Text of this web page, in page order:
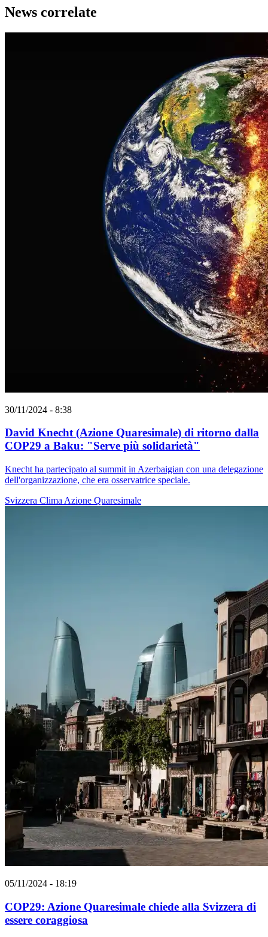
News correlate
30/11/2024 - 8:38
David Knecht (Azione Quaresimale) di ritorno dalla
COP29 a Baku: "Serve più solidarietà"
Knecht ha partecipato al summit in Azerbaigian con una delegazione
dell'organizzazione, che era osservatrice speciale.
Svizzera Clima Azione Quaresimale
05/11/2024 - 18:19
COP29: Azione Quaresimale chiede alla Svizzera di
essere coraggiosa